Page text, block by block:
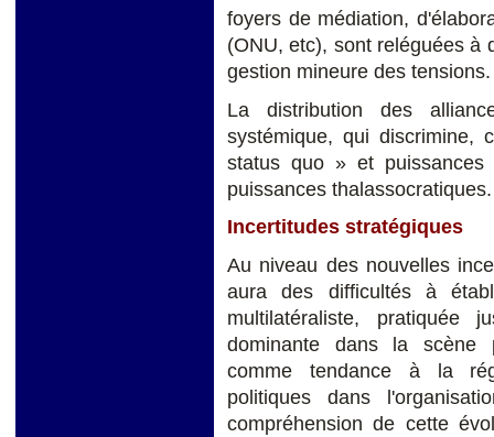
foyers de médiation,
(ONU, etc), sont reléguées à
gestion mineure des tensions.
La distribution des
systémique, qui discrimine,
status quo » et puissances
puissances thalassocratiques.
Incertitudes stratégiques
Au niveau des nouvelles
aura des difficultés à
multilatéraliste, pratiquée
dominante dans la scène
comme tendance à la
politiques dans
compréhension de cette